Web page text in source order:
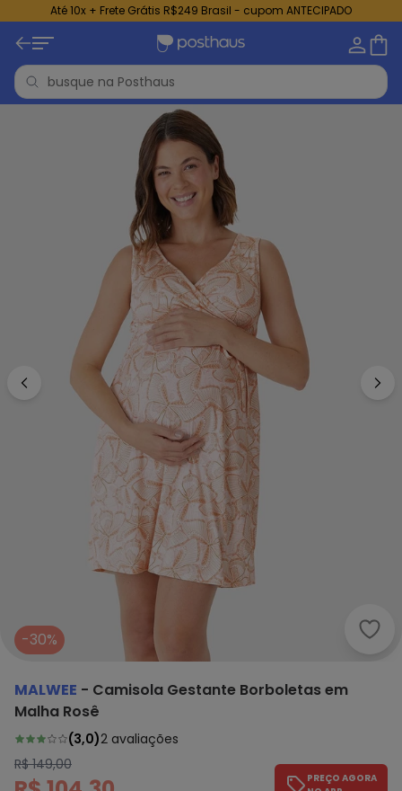
Até 10x + Frete Grátis R$249 Brasil - cupom ANTECIPADO
-30%
MALWEE - Camisola Gestante Borboletas em
Malha Rosê
(3,0)2 avaliações
R$ 149,00
PREÇO AGORA